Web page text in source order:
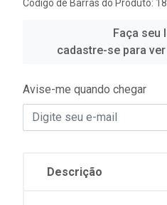
Código de Barras do Produto:
Faça seu
cadastre-se para
Avise-me quando chegar
Descrição